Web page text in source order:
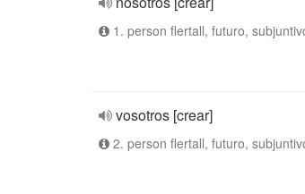
1. person flertall, futuro,
vosotros [crear]
2. person flertall, futuro,